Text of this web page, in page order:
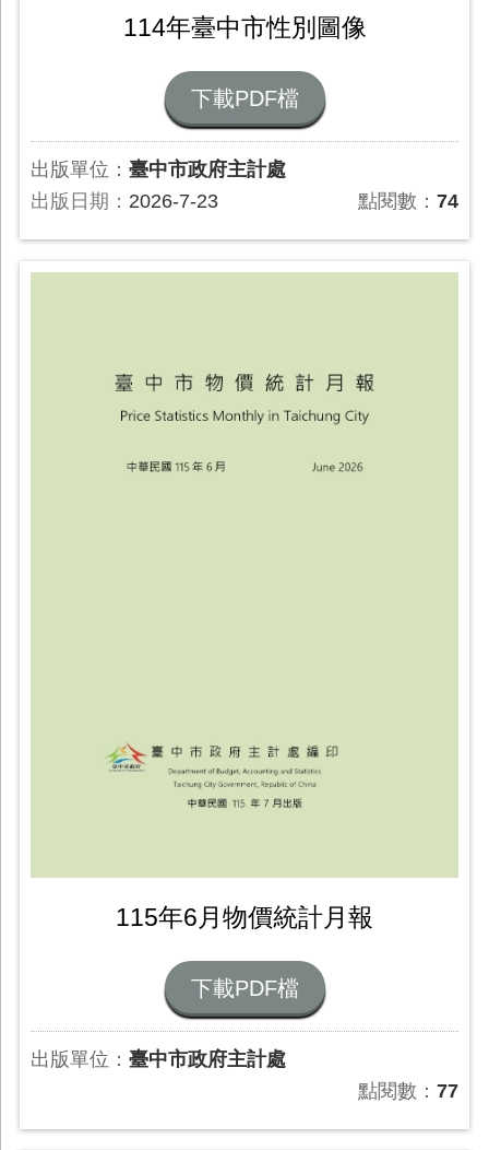
114年臺中市性別圖像
下載PDF檔
出版單位： 臺中市政府主計處
出版日期： 2026-7-23 點閱數：74
115年6月物價統計月報
下載PDF檔
出版單位： 臺中市政府主計處
點閱數：77